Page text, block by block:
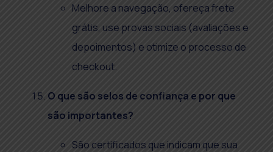
Melhore a navegação, ofereça frete
grátis, use provas sociais (avaliações e
depoimentos) e otimize o processo de
checkout.
O que são selos de confiança e por que
são importantes?
São certificados que indicam que sua